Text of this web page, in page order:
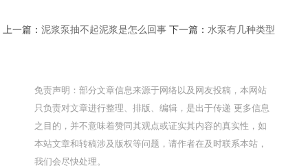
上一篇：泥浆泵抽不起泥浆是怎么回事 下一篇：水泵有几种类型
免责声明：部分文章信息来源于网络以及网友投稿，本网站
只负责对文章进行整理、排版、编辑，是出于传递 更多信息
之目的，并不意味着赞同其观点或证实其内容的真实性，如
本站文章和转稿涉及版权等问题，请作者在及时联系本站，
我们会尽快处理。